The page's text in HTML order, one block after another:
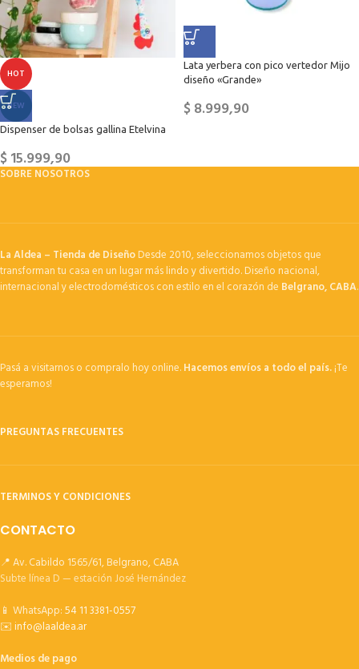
HOT
NEW
Dispenser de bolsas gallina Etelvina
$15.999,90
Lata yerbera con pico vertedor Mijo
diseño «Grande»
$8.999,90
SOBRE NOSOTROS
La Aldea – Tienda de DiseñoDesde 2010, seleccionamos objetos que
transforman tu casa en un lugar más lindo y divertido. Diseño nacional,
internacional y electrodomésticos con estilo en el corazón de Belgrano, CABA.
Pasá a visitarnos o compralo hoy online.Hacemos envíos a todo el país.¡Te
esperamos!
PREGUNTAS FRECUENTES
TERMINOS Y CONDICIONES
CONTACTO
📍 Av. Cabildo 1565/61, Belgrano, CABA
Subte línea D — estación José Hernández
📱 WhatsApp:54 11 3381-0557
✉️info@laaldea.ar
Medios de pago